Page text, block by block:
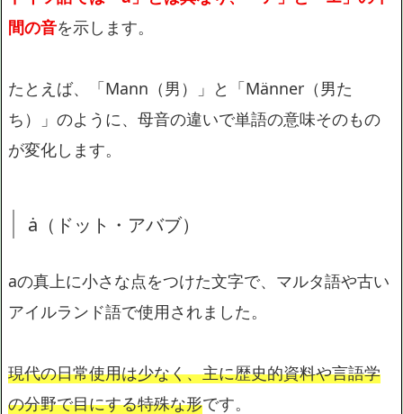
間の音を示します。
たとえば、「Mann（男）」と「Männer（男た
ち）」のように、母音の違いで単語の意味そのもの
が変化します。
ȧ（ドット・アバブ）
aの真上に小さな点をつけた文字で、マルタ語や古い
アイルランド語で使用されました。
現代の日常使用は少なく、主に歴史的資料や言語学
の分野で目にする特殊な形です。